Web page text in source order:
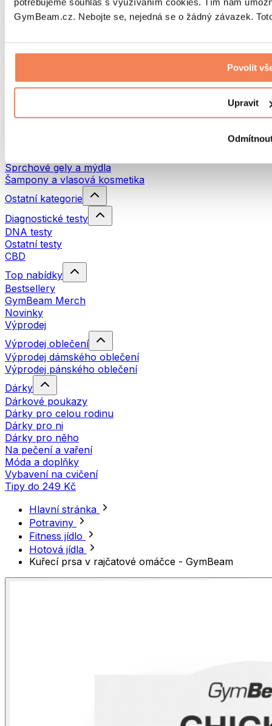
GymBeam.cz. Nebojte se, nejedná se o žádný závazek.
Povolit
Upravit
Jóga a pilates
Otužování
Turistika
Red Light Therapy
Vodní filtry a konvice
Sprchové gely a mýdla
Šampony a vlasová kosmetika
Ostatní kategorie
Diagnostické testy
DNA testy
Ostatní testy
CBD
Top nabídky
Bestsellery
GymBeam Merch
Novinky
Výprodej
Výprodej oblečení
Výprodej dámského oblečení
Výprodej pánského oblečení
Dárky
Dárkové poukazy
Dárky pro celou rodinu
Dárky pro ni
Dárky pro něho
Na pečení a vaření
Móda a doplňky
Vybavení na cvičení
Tipy do 249 Kč
Hlavní stránka
Potraviny
Fitness jídlo
Hotová jídla
Kuřecí prsa v rajčatové omáčce - GymBeam